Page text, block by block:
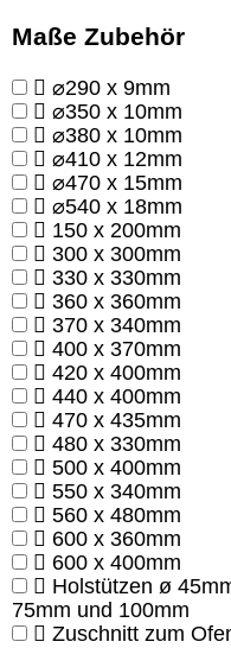
Maße Zubehör
⌀290 x 9mm
⌀350 x 10mm
⌀380 x 10mm
⌀410 x 12mm
⌀470 x 15mm
⌀540 x 18mm
150 x 200mm
300 x 300mm
330 x 330mm
360 x 360mm
370 x 340mm
400 x 370mm
420 x 400mm
440 x 400mm
470 x 435mm
480 x 330mm
500 x 400mm
550 x 340mm
560 x 480mm
600 x 360mm
600 x 400mm
Holstützen ø
75mm und 100mm
Zuschnitt zum